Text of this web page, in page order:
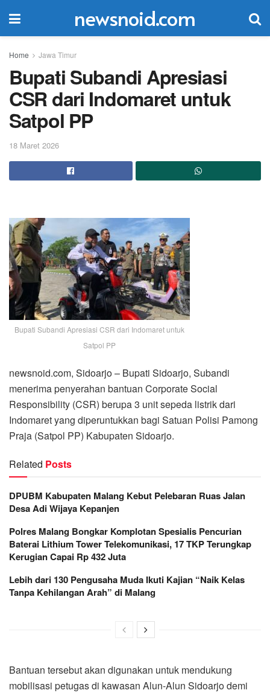
newsnoid.com
Home Jawa Timur
Bupati Subandi Apresiasi
CSR dari Indomaret untuk
Satpol PP
18 Maret 2026
Bupati Subandi Apresiasi CSR dari Indomaret untuk
Satpol PP
newsnoid.com, Sidoarjo – Bupati Sidoarjo, Subandi
menerima penyerahan bantuan Corporate Social
Responsibility (CSR) berupa 3 unit sepeda listrik dari
Indomaret yang diperuntukkan bagi Satuan Polisi Pamong
Praja (Satpol PP) Kabupaten Sidoarjo.
Related Posts
DPUBM Kabupaten Malang Kebut Pelebaran Ruas Jalan
Desa Adi Wijaya Kepanjen
Polres Malang Bongkar Komplotan Spesialis Pencurian
Baterai Lithium Tower Telekomunikasi, 17 TKP Terungkap
Kerugian Capai Rp 432 Juta
Lebih dari 130 Pengusaha Muda Ikuti Kajian “Naik Kelas
Tanpa Kehilangan Arah” di Malang
Bantuan tersebut akan digunakan untuk mendukung
mobilisasi petugas di kawasan Alun-Alun Sidoarjo demi